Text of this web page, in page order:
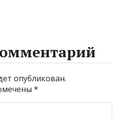
опубликован.
*